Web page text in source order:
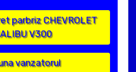
parbriz CHEVROLET
V300
vanzatorul